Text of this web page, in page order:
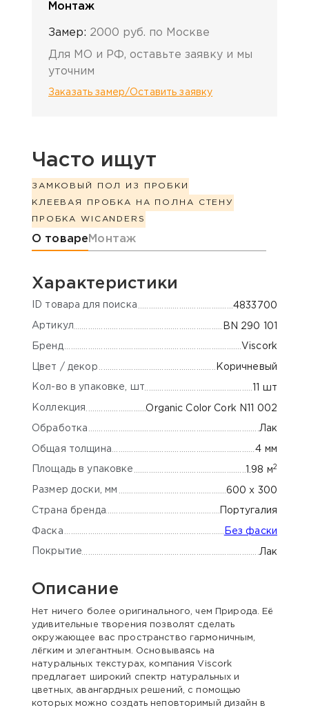
Монтаж
Замер: 2000 руб. по Москве
Для МО и РФ, оставьте заявку и мы
уточним
Заказать замер/Оставить заявку
Часто ищут
ЗАМКОВЫЙ ПОЛ ИЗ ПРОБКИ
КЛЕЕВАЯ ПРОБКА НА ПОЛ НА СТЕНУ
ПРОБКА WICANDERS
Информация о товаре
О товаре Монтаж
Характеристики
ID товара для поиска 4833700
Артикул BN 290 101
Бренд Viscork
Цвет / декор Коричневый
Кол-во в упаковке, шт 11 шт
Коллекция Organic Color Cork N11 002
Обработка Лак
Общая толщина 4 мм
Площадь в упаковке 1.98 м2
Размер доски, мм 600 x 300
Страна бренда Португалия
Фаска Без фаски
Покрытие Лак
Описание
Нет ничего более оригинального, чем Природа. Её
удивительные творения позволят сделать
окружающее вас пространство гармоничным,
лёгким и элегантным. Основываясь на
натуральных текстурах, компания Viscork
предлагает широкий спектр натуральных и
цветных, авангардных решений, с помощью
которых можно создать неповторимый дизайн в